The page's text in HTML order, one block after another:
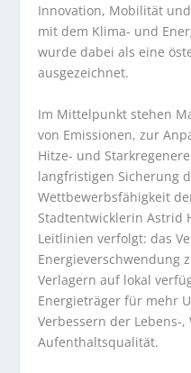
Innovation, Mobilität
mit dem Klima- und
wurde dabei als eine
ausgezeichnet.
Im Mittelpunkt stehen
von Emissionen, zur
Hitze- und
langfristigen Sicherung
Wettbewerbsfähigkeit
Stadtentwicklerin Astrid
Leitlinien verfolgt: das
Energieverschwendung
Verlagern auf lokal
Energieträger für mehr
Verbessern der Lebens-,
Aufenthaltsqualität.